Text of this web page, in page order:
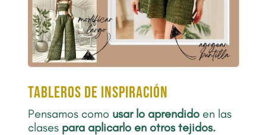
TABLEROS DE INSPIRACIÓN
Pensamos como usar lo aprendido en las
clases para aplicarlo en otros tejidos.